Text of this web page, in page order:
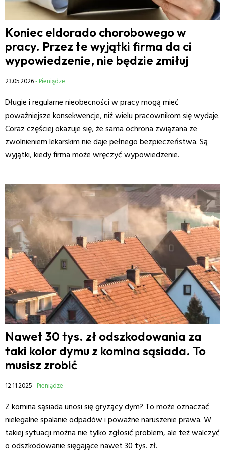
Koniec eldorado chorobowego w
pracy. Przez te wyjątki firma da ci
wypowiedzenie, nie będzie zmiłuj
23.05.2026- Pieniądze
Długie i regularne nieobecności w pracy mogą mieć
poważniejsze konsekwencje, niż wielu pracownikom się wydaje.
Coraz częściej okazuje się, że sama ochrona związana ze
zwolnieniem lekarskim nie daje pełnego bezpieczeństwa. Są
wyjątki, kiedy firma może wręczyć wypowiedzenie.
Nawet 30 tys. zł odszkodowania za
taki kolor dymu z komina sąsiada. To
musisz zrobić
12.11.2025- Pieniądze
Z komina sąsiada unosi się gryzący dym? To może oznaczać
nielegalne spalanie odpadów i poważne naruszenie prawa. W
takiej sytuacji można nie tylko zgłosić problem, ale też walczyć
o odszkodowanie sięgające nawet 30 tys. zł.